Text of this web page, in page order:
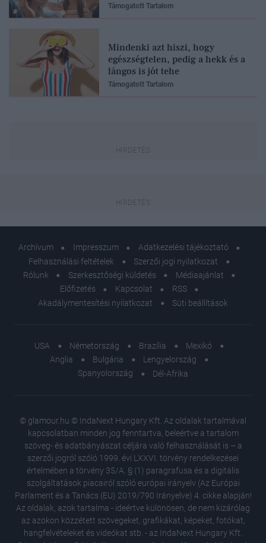
Támogatott Tartalom
Mindenki azt hiszi, hogy
egészségtelen, pedig a hekk és a
lángos is jót tehe
Támogatott Tartalom
Archívum Impresszum
Adatkezelési tájékoztató
Felhasználási feltételek
Szerzői jogi nyilatkozat
Rólunk
Szerkesztőségi küldetés
Médiaajánlat
Előfizetés
Kapcsolat
RSS
Akadálymentesítési nyilatkozat
Süti beállítások
USA Németország Brazília
Mexikó
Anglia
Bulgária
Lengyelország
Spanyolország
Dél-Afrika
© glamour.hu © IndaNext Hungary Kft. Az oldalak tartalmával
kapcsolatban minden jog fenntartva, beleértve a tartalom
szöveg- és adatbányászat céljára való felhasználását is – a
szerzői jogról szóló 1999. évi LXXVI. törvény rendelkezései
értelmében a törvény 35/A. § (1) paragrafusa és a digitális
szolgáltatások piacairól szóló európai irányelv (Az Európai
Parlament és a Tanács (EU) 2019/790 Irányelve) 4. cikke alapján!
Az oldalak, azok tartalma - ideértve különösen, de nem kizárólag
az azokon közzétett szövegeket, grafikákat, képeket, fotókat,
hangfelvételeket és videókat stb. - az IndaNext Hungary Kft.